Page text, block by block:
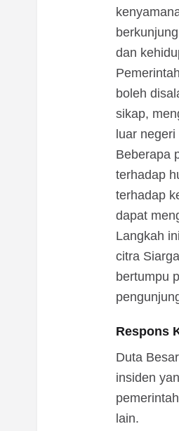
dan
boleh
sikap,
luar
Beberapa
terhadap
terhadap
dapat
Langkah
citra
bertumpu
Respons
Duta
insiden
lain.